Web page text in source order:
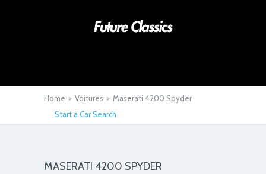
Home > Voitures > Maserati 4200 Spyder
Start a Car Search
MASERATI 4200 SPYDER